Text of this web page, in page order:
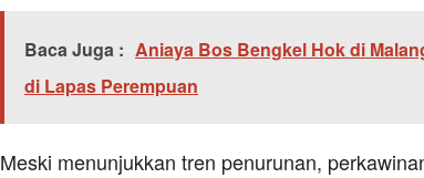
Baca Juga : Aniaya Bos Bengkel Hok di
di Lapas Perempuan
Meski menunjukkan tren penurunan,